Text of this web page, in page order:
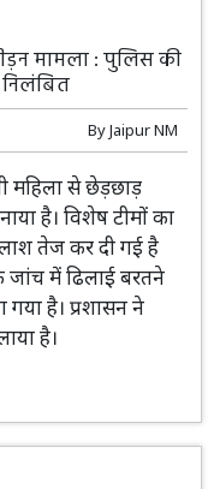
मामला : पुलिस की
निलंबित
ByJaipur NM
महिला से छेड़छाड़
है। विशेष टीमों का
तेज कर दी गई है
जांच में ढिलाई बरतने
गया है। प्रशासन ने
है।